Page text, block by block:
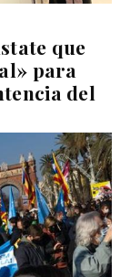
que
para
del